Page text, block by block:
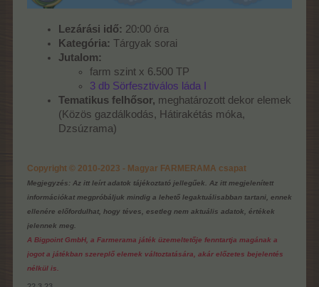
Lezárási idő: 20:00 óra
Kategória: Tárgyak sorai
Jutalom:
farm szint x 6.500 TP
3 db Sörfesztiválos láda I
Tematikus felhősor, meghatározott dekor elemek
(Közös gazdálkodás, Hátirakétás móka,
Dzsúzrama)
Copyright © 2010-2023 - Magyar FARMERAMA csapat
Megjegyzés: Az itt leírt adatok tájékoztató jellegűek. Az itt megjelenített
információkat megpróbáljuk mindig a lehető legaktuálisabban tartani, ennek
ellenére előfordulhat, hogy téves, esetleg nem aktuális adatok, értékek
jelennek meg.
A Bigpoint GmbH, a Farmerama játék üzemeltetője fenntartja magának a
jogot a játékban szereplő elemek változtatására, akár előzetes bejelentés
nélkül is.